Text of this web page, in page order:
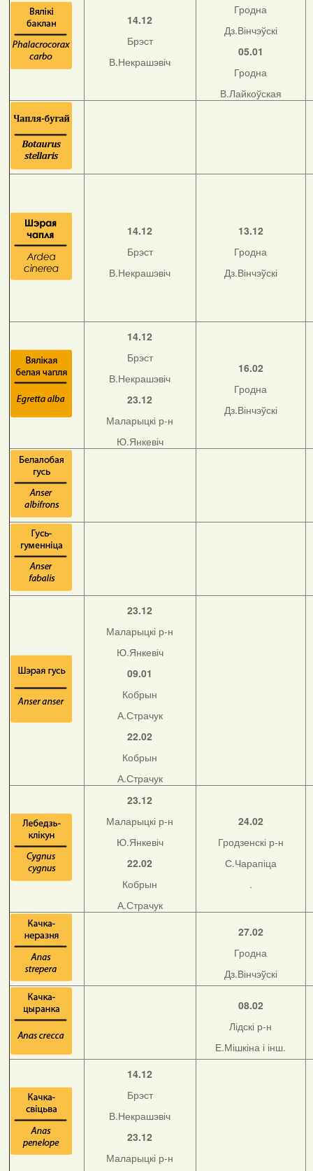
14.12
Брэст
В.Некрашэвіч
Гродна
Дз.Вінчэўскі
05.01
Гродна
В.Лайкоўская
14.12
Брэст
В.Некрашэвіч
13.12
Гродна
Дз.Вінчэўскі
14.12
Брэст
В.Некрашэвіч
23.12
Маларыцкі р-н
Ю.Янкевіч
16.02
Гродна
Дз.Вінчэўскі
23.12
Маларыцкі р-н
Ю.Янкевіч
09.01
Кобрын
А.Страчук
22.02
Кобрын
А.Страчук
23.12
Маларыцкі р-н
Ю.Янкевіч
22.02
Кобрын
А.Страчук
24.02
Гродзенскі р-н
С.Чарапіца
.
27.02
Гродна
Дз.Вінчэўскі
08.02
Лідскі р-н
Е.Мішкіна і інш.
14.12
Брэст
В.Некрашэвіч
23.12
Маларыцкі р-н